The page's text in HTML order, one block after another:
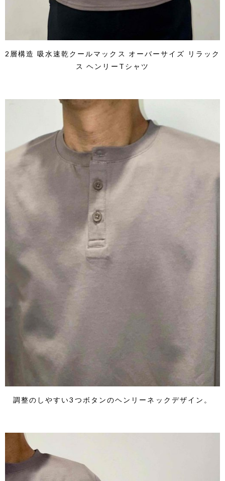
2層構造 吸水速乾クールマックス オーバーサイズ リラック
ス ヘンリーTシャツ
調整のしやすい3つボタンのヘンリーネックデザイン。